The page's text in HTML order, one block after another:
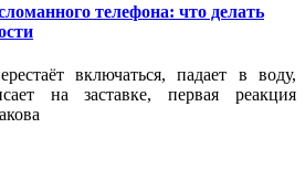
телефона: что делать
включаться, падает в воду,
на заставке, первая реакция